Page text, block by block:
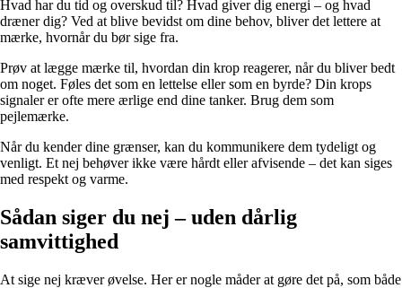
Hvad har du tid og overskud til? Hvad giver dig energi – og hvad
dræner dig? Ved at blive bevidst om dine behov, bliver det lettere at
mærke, hvornår du bør sige fra.
Prøv at lægge mærke til, hvordan din krop reagerer, når du bliver bedt
om noget. Føles det som en lettelse eller som en byrde? Din krops
signaler er ofte mere ærlige end dine tanker. Brug dem som
pejlemærke.
Når du kender dine grænser, kan du kommunikere dem tydeligt og
venligt. Et nej behøver ikke være hårdt eller afvisende – det kan siges
med respekt og varme.
Sådan siger du nej – uden dårlig
samvittighed
At sige nej kræver øvelse. Her er nogle måder at gøre det på, som både